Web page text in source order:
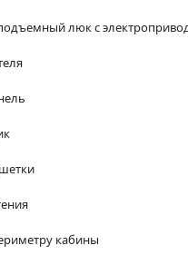
люк с
кабины